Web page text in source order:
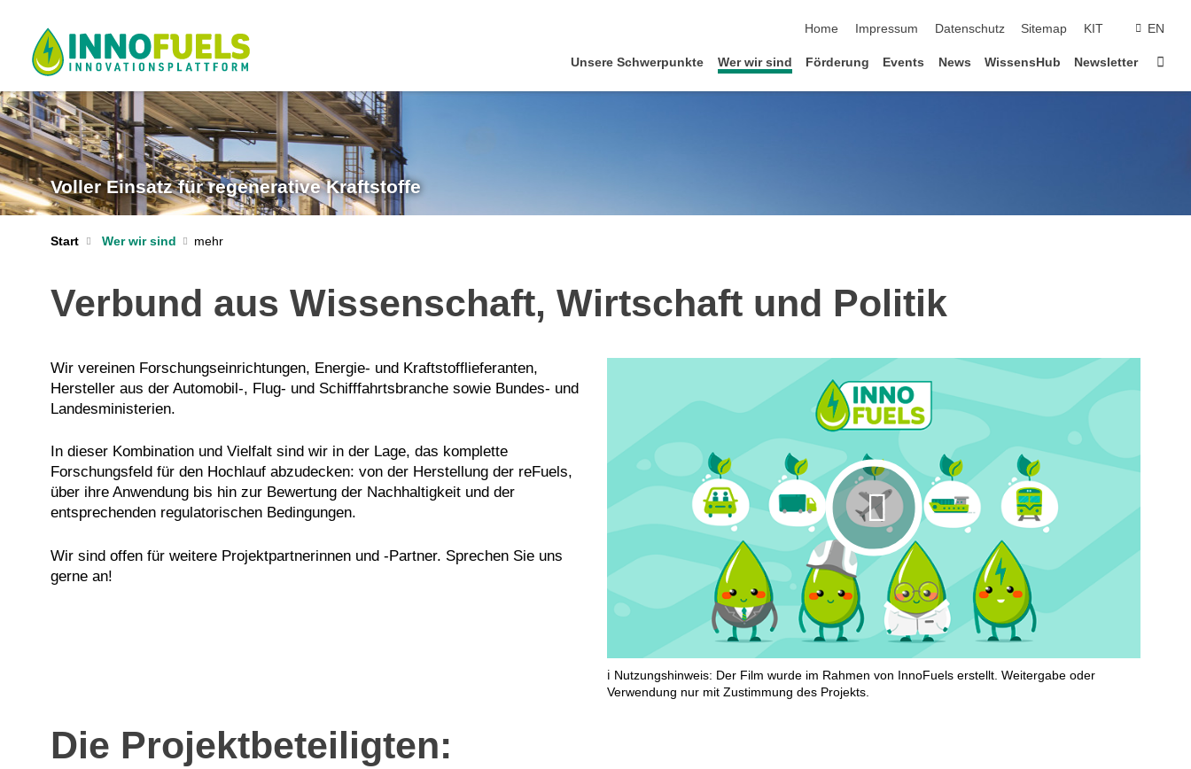
Home
Impressum Datenschutz Sitemap KIT EN
Unsere Schwerpunkte Wer wir sind Förderung Events News WissensHub Newsletter
Voller Einsatz für regenerative Kraftstoffe
Start Wer wir sind
Verbund aus Wissenschaft, Wirtschaft und Politik
Wir vereinen Forschungseinrichtungen, Energie- und Kraftstofflieferanten,
Hersteller aus der Automobil-, Flug- und Schifffahrtsbranche sowie Bundes- und
Landesministerien.
In dieser Kombination und Vielfalt sind wir in der Lage, das komplette
Forschungsfeld für den Hochlauf abzudecken: von der Herstellung der reFuels,
über ihre Anwendung bis hin zur Bewertung der Nachhaltigkeit und der
entsprechenden regulatorischen Bedingungen.
Wir sind offen für weitere Projektpartnerinnen und -Partner. Sprechen Sie uns
gerne an!
ℹ️ Nutzungshinweis: Der Film wurde im Rahmen von InnoFuels erstellt. Weitergabe oder
Verwendung nur mit Zustimmung des Projekts.
Die Projektbeteiligten: